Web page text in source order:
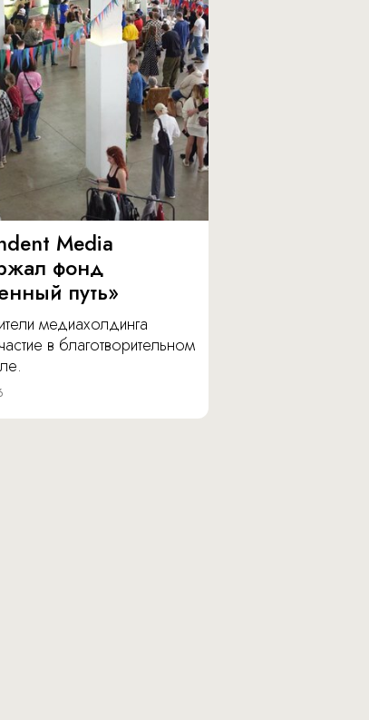
Media
фонд
путь»
медиахолдинга
в благотворительном